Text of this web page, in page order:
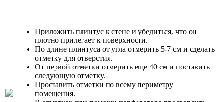
Приложить плинтус к стене и убедиться, что он
плотно прилегает к поверхности.
По длине плинтуса от угла отмерить 5-7 см и сделать
отметку для отверстия.
От первой отметки отмерить еще 40 см и поставить
следующую отметку.
Проставить отметки по всему периметру
помещения.